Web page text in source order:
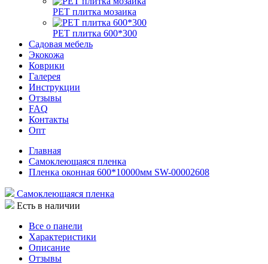
РЕТ плитка мозаика
РЕТ плитка 600*300
Садовая мебель
Экокожа
Коврики
Галерея
Инструкции
Отзывы
FAQ
Контакты
Опт
Главная
Самоклеющаяся пленка
Пленка оконная 600*10000мм SW-00002608
Самоклеющаяся пленка
Есть в наличии
Все о панели
Характеристики
Описание
Отзывы